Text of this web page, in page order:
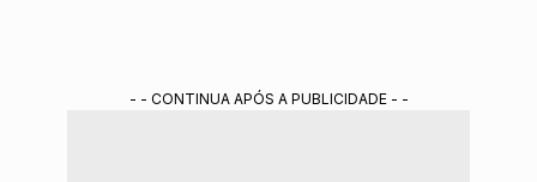
- - CONTINUA APÓS A PUBLICIDADE - -